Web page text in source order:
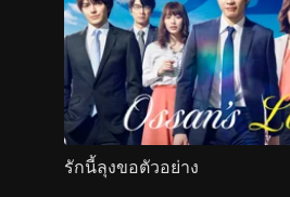
รักนี้ลุงขอตัวอย่าง